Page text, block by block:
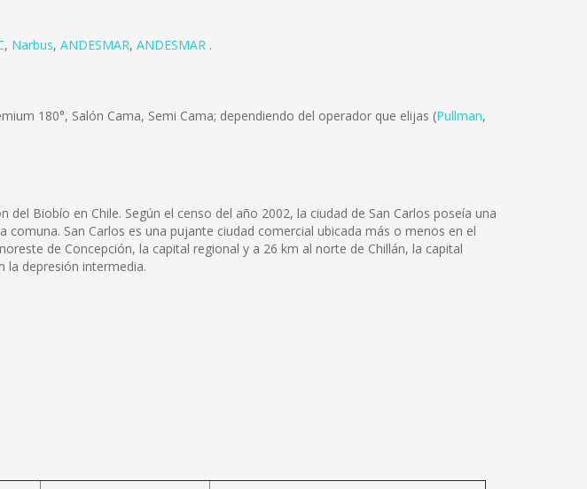
, Narbus, ANDESMAR, ANDESMAR .
180°, Salón Cama, Semi Cama; dependiendo del operador que elijas (Pullman,
Biobío en Chile. Según el censo del año 2002, la ciudad de San Carlos poseía una
San Carlos es una pujante ciudad comercial ubicada más o menos en el
de Concepción, la capital regional y a 26 km al norte de Chillán, la capital
la depresión intermedia.